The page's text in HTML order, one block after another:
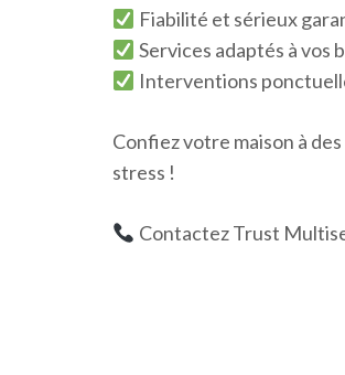
Fiabilité et sérieux
Services adaptés à vos
Interventions
Confiez votre maison à
stress !
Contactez Trust